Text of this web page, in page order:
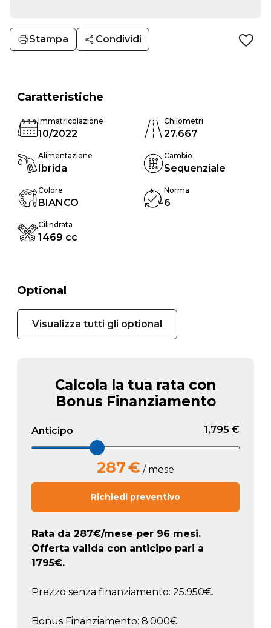
Stampa Condividi
Caratteristiche
Immatricolazione
10/2022
Chilometri
27.667
Alimentazione
Ibrida
Cambio
Sequenziale
Colore
BIANCO
Norma
6
Cilindrata
1469 cc
Optional
Visualizza tutti gli optional
Calcola la tua rata con
Bonus Finanziamento
Anticipo 1,795 €
287€ / mese
Richiedi preventivo
Rata da 287€/mese per 96 mesi.
Offerta valida con anticipo pari a
1795€.
Prezzo senza finanziamento: 25.950€.
Bonus Finanziamento: 8.000€.